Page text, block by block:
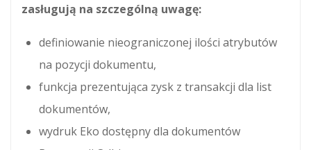
zasługują na szczególną uwagę:
definiowanie nieograniczonej ilości atrybutów
na pozycji dokumentu,
funkcja prezentująca zysk z transakcji dla list
dokumentów,
wydruk Eko dostępny dla dokumentów